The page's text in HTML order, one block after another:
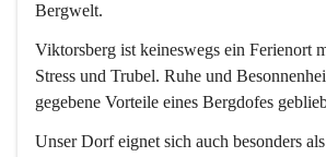
Bergwelt.
Viktorsberg ist keineswegs ein Ferienort
Stress und Trubel. Ruhe und
gegebene Vorteile eines Bergdofes
Unser Dorf eignet sich auch besonders